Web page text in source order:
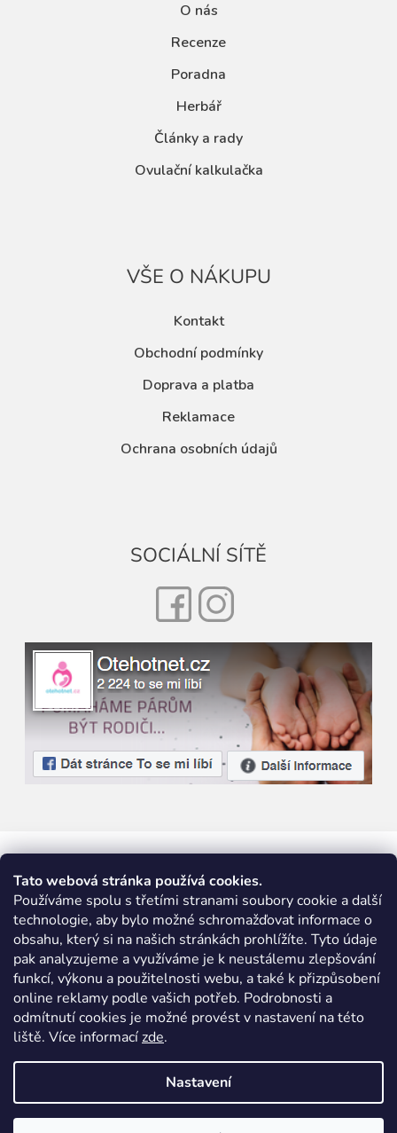
Tato webová stránka používá cookies.
Používáme spolu s třetími stranami soubory cookie a další
technologie, aby bylo možné schromažďovat informace o
obsahu, který si na našich stránkách prohlížíte. Tyto údaje
pak analyzujeme a využíváme je k neustálemu zlepšování
funkcí, výkonu a použitelnosti webu, a také k přizpůsobení
online reklamy podle vašich potřeb. Podrobnosti a
odmítnutí cookies je možné provést v nastavení na této
liště. Více informacízde.
Nastavení
O nás
Recenze
Poradna
Herbář
Články a rady
Ovulační kalkulačka
VŠE O NÁKUPU
Kontakt
Obchodní podmínky
Doprava a platba
Reklamace
Ochrana osobních údajů
SOCIÁLNÍ SÍTĚ
FacebookInstagram
Vytvořil Shoptet |Nakódoval eshopGuru